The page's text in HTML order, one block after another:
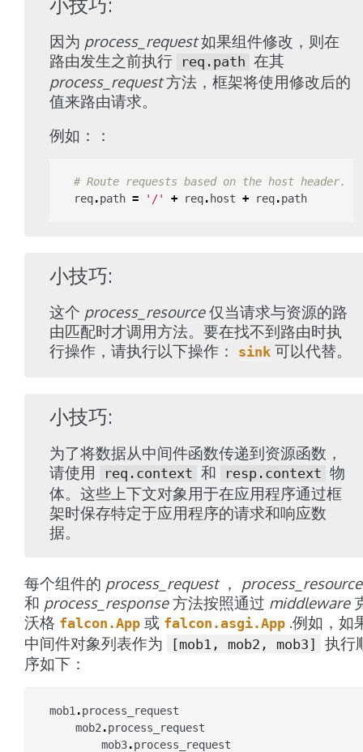
因为 process_request如果组件修改，则在
路由发生之前执行
req.path 在其
process_request方法，框架将使用修改后的
值来路由请求。
例如：：
# Route requests based on the host header.
req.path = '/' + req.host + req.path
小技巧
这个 process_resource仅当请求与资源的路
由匹配时才调用方法。要在找不到路由时执
行操作，请执行以下操作：
sink 可以代替。
小技巧
为了将数据从中间件函数传递到资源函数，
请使用
req.context 和 resp.context 物
体。这些上下文对象用于在应用程序通过框
架时保存特定于应用程序的请求和响应数
据。
每个组件的 process_request， process_resource
和 process_response方法按照通过 middleware
沃格 falcon.App 或 falcon.asgi.App .例如，如
中间件对象列表作为
[mob1, mob2, mob3]
执行
序如下：
mob1 .process_request
mob2 .process_request
mob3.process_request